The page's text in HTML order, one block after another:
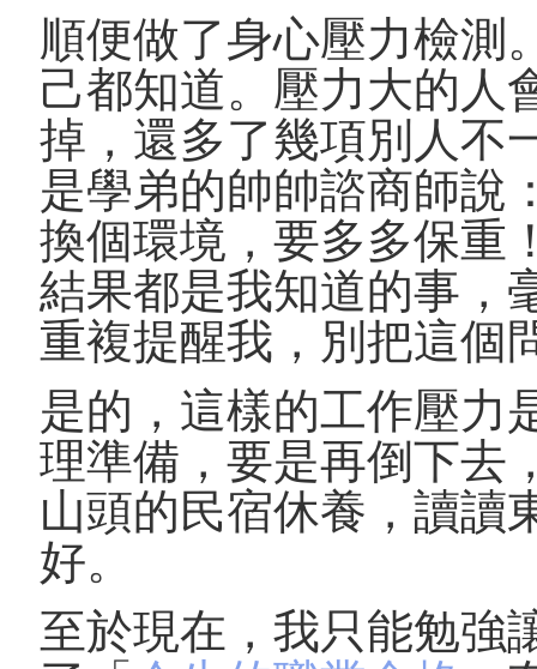
順便做了身心壓力檢測
己都知道。壓力大的人
掉，還多了幾項別人不
是學弟的帥帥諮商師說
換個環境，要多多保重
結果都是我知道的事，
重複提醒我，別把這個
是的，這樣的工作壓力
理準備，要是再倒下去
山頭的民宿休養，讀讀
好。
至於現在，我只能勉強